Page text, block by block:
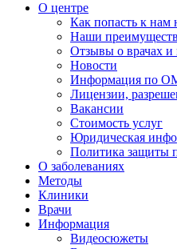
О центре
Как попасть к нам
Наши
Отзывы о врачах и
Новости
Информация по
Лицензии,
Вакансии
Стоимость услуг
Юридическая
Политика защиты
О заболеваниях
Методы
Клиники
Врачи
Информация
Видеосюжеты